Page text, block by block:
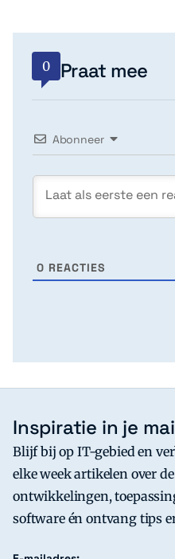
0 Praat mee
Abonneer
0 REACTIES
Inspiratie in je
Blijf bij op IT-gebied en
elke week artikelen over
ontwikkelingen,
software én ontvang tips